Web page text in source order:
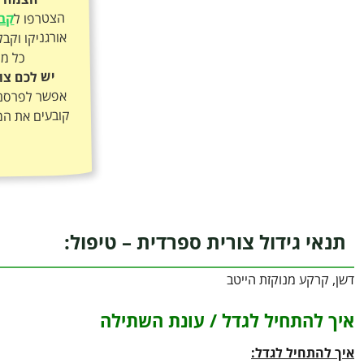
הצטרפו ל
כל
יש לכם
אפשר
קובעים את
תנאי גידול צורית ספרדית – טיפול:
דשן, קרקע מנוקזת הייטב
איך להתחיל לגדל / עונת השתילה
איך להתחיל לגדל: